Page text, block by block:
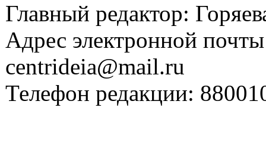
Главный редактор:
Адрес электронной
centrideia@mail.ru
Телефон редакции: